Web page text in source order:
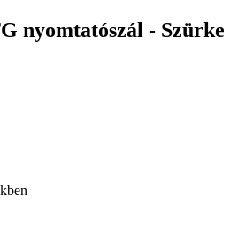
nyomtatószál - Szürke